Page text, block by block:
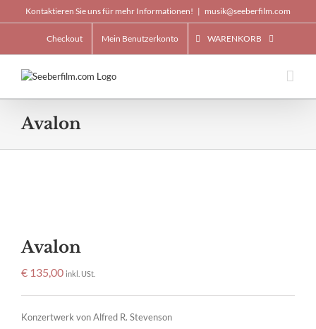
to
Kontaktieren Sie uns für mehr Informationen! | musik@seeberfilm.com
Checkout Mein Benutzerkonto WARENKORB
Avalon
Avalon
€ 135,00 inkl. USt.
Konzertwerk von Alfred R. Stevenson